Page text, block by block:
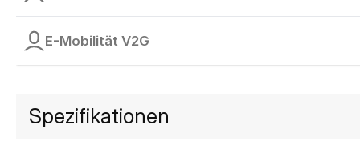
E-Mobilität V2G
Spezifikationen